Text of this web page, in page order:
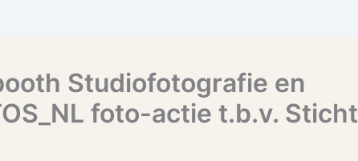
Studiofotografie en
foto-actie t.b.v.